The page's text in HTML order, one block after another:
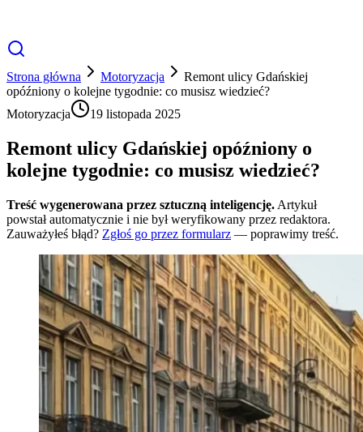
Strona główna Motoryzacja
Remont ulicy Gdańskiej
opóźniony o kolejne tygodnie: co musisz wiedzieć?
Motoryzacja
19 listopada 2025
Remont ulicy Gdańskiej opóźniony o
kolejne tygodnie: co musisz wiedzieć?
Treść wygenerowana przez sztuczną inteligencję. Artykuł
powstał automatycznie i nie był weryfikowany przez redaktora.
Zauważyłeś błąd? Zgłoś go przez formularz — poprawimy treść.